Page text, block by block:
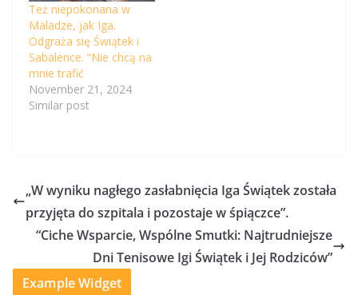
Też niepokonana w
Maladze, jak Iga.
Odgraża się Świątek i
Sabalence. “Nie chcą na
mnie trafić
November 21, 2024
Similar post
„W wyniku nagłego zasłabnięcia Iga Świątek została
przyjęta do szpitala i pozostaje w śpiączce”.
“Ciche Wsparcie, Wspólne Smutki: Najtrudniejsze
Dni Tenisowe Igi Świątek i Jej Rodziców”
Example Widget